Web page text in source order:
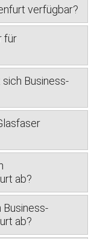
verfügbar?
für
Business-
ab?
Business-
ab?